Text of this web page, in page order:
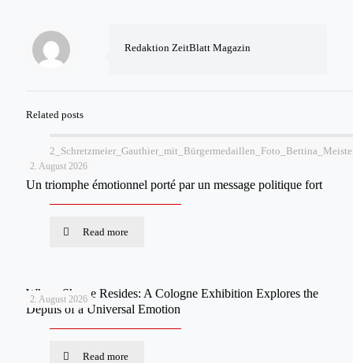
Redaktion ZeitBlatt Magazin
Related posts
2. August 2026
Un triomphe émotionnel porté par un message politique fort
Read more
2. August 2026
Where Shame Resides: A Cologne Exhibition Explores the
Depths of a Universal Emotion
Read more